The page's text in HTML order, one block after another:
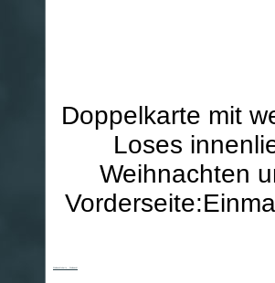
Doppelkarte mit
Loses
Weihnachten